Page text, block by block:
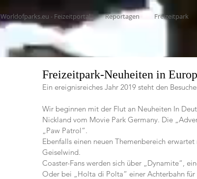
Worldofparks.eu - Feizeitportal Reportagen Freizeitpark
Freizeitpark-Neuheiten in
Ein ereignisreiches Jahr 2019 steht den
Wir beginnen mit der Flut an Neuheiten In
Nickland vom Movie Park Germany. Die
„Paw Patrol“.
Ebenfalls einen neuen Themenbereich
Geiselwind.
Coaster-Fans werden sich über „Dynamite“,
Oder bei „Holta di Polta“ einer Achterbahn